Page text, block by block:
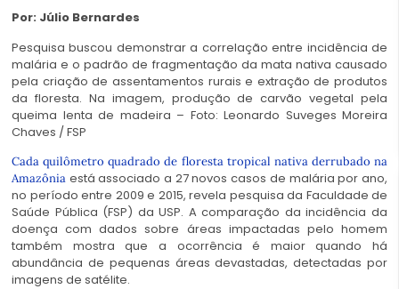
Por: Júlio Bernardes
Pesquisa buscou demonstrar a correlação entre incidência de
malária e o padrão de fragmentação da mata nativa causado
pela criação de assentamentos rurais e extração de produtos
da floresta. Na imagem, produção de carvão vegetal pela
queima lenta de madeira – Foto: Leonardo Suveges Moreira
Chaves / FSP
Cada quilômetro quadrado de floresta tropical nativa derrubado na
Amazônia está associado a 27 novos casos de malária por ano,
no período entre 2009 e 2015, revela pesquisa da Faculdade de
Saúde Pública (FSP) da USP. A comparação da incidência da
doença com dados sobre áreas impactadas pelo homem
também mostra que a ocorrência é maior quando há
abundância de pequenas áreas devastadas, detectadas por
imagens de satélite.